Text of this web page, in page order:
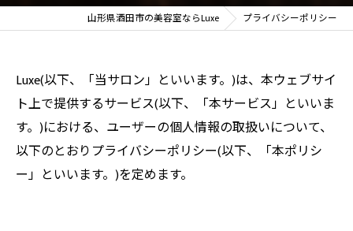
山形県酒田市の美容室ならLuxe プライバシーポリシー
Luxe(以下、「当サロン」といいます。)は、本ウェブサイ
ト上で提供するサービス(以下、「本サービス」といいま
す。)における、ユーザーの個人情報の取扱いについて、
以下のとおりプライバシーポリシー(以下、「本ポリシ
ー」といいます。)を定めます。